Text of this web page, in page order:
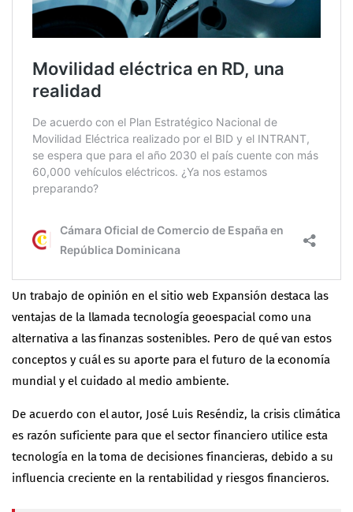
Un trabajo de opinión en el sitio web Expansión destaca las
ventajas de la llamada tecnología geoespacial como una
alternativa a las finanzas sostenibles. Pero de qué van estos
conceptos y cuál es su aporte para el futuro de la economía
mundial y el cuidado al medio ambiente.
De acuerdo con el autor, José Luis Reséndiz, la crisis climática
es razón suficiente para que el sector financiero utilice esta
tecnología en la toma de decisiones financieras, debido a su
influencia creciente en la rentabilidad y riesgos financieros.